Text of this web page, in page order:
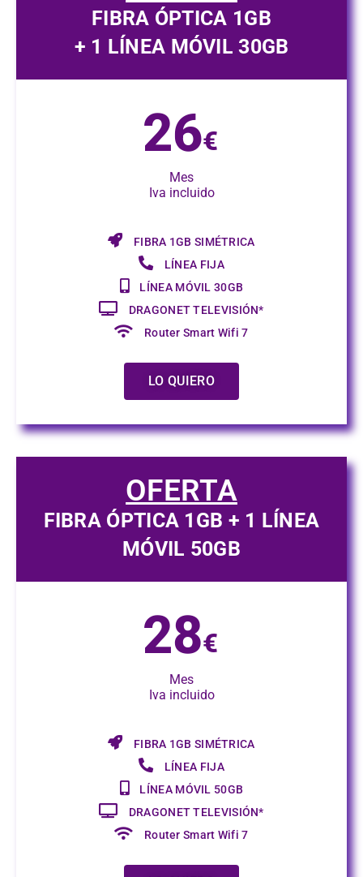
FIBRA ÓPTICA 1GB
+ 1 LÍNEA MÓVIL 30GB
26€
Mes
Iva incluido
FIBRA 1GB SIMÉTRICA
LÍNEA FIJA
LÍNEA MÓVIL 30GB
DRAGONET TELEVISIÓN*
Router Smart Wifi 7
LO QUIERO
OFERTA
FIBRA ÓPTICA 1GB + 1 LÍNEA
MÓVIL 50GB
28€
Mes
Iva incluido
FIBRA 1GB SIMÉTRICA
LÍNEA FIJA
LÍNEA MÓVIL 50GB
DRAGONET TELEVISIÓN*
Router Smart Wifi 7